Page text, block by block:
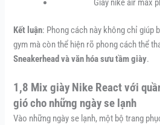
Giày nike air max
Kết luận: Phong cách này không chỉ giúp
gym mà còn thể hiện rõ phong cách thể
Sneakerhead và văn hóa sưu tầm giày.
1,8 Mix giày Nike React với
gió cho những ngày se lạnh
Vào những ngày se lạnh, một bộ trang